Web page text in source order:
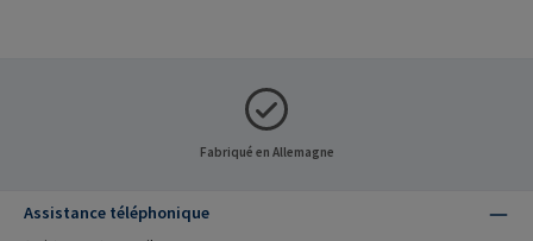
Fabriqué en Allemagne
Assistance téléphonique